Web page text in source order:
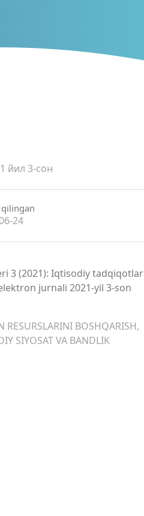
24
3 (2021): Iqtisodiy tadqiqotlar
jurnali 2021-yil 3-son
RESURSLARINI BOSHQARISH,
SIYOSAT VA BANDLIK